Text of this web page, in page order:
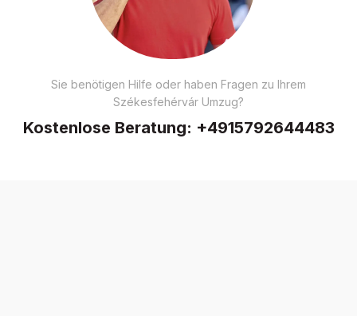
Sie benötigen Hilfe oder haben Fragen zu Ihrem
Székesfehérvár Umzug?
Kostenlose Beratung: +4915792644483